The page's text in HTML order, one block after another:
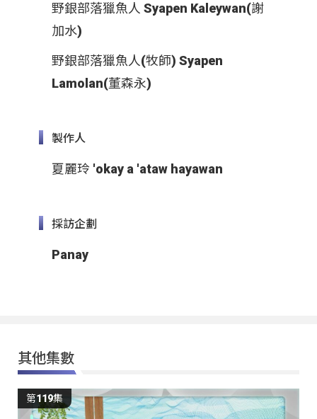
野銀部落獵魚人 Syapen Kaleywan(謝
加水)
野銀部落獵魚人(牧師) Syapen
Lamolan(董森永)
製作人
夏麗玲 'okay a 'ataw hayawan
採訪企劃
Panay
其他集數
第119集